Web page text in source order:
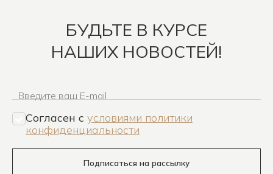
БУДЬТЕ В КУРСЕ
НАШИХ НОВОСТЕЙ!
Введите ваш E-mail
Согласен c условиями политики
конфиденциальности
Подписаться на рассылку